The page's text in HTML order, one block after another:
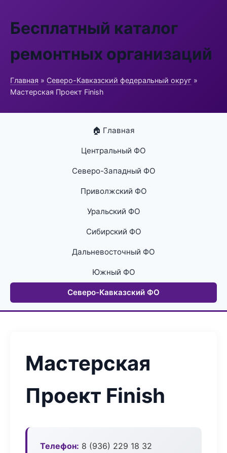
Бесплатный каталог
ремонтных организаций
Главная » Северо-Кавказский федеральный округ »
Мастерская Проект Finish
🏠 Главная
Центральный ФО
Северо-Западный ФО
Приволжский ФО
Уральский ФО
Сибирский ФО
Дальневосточный ФО
Южный ФО
Северо-Кавказский ФО
Мастерская
Проект Finish
Телефон: 8 (936) 229 18 32